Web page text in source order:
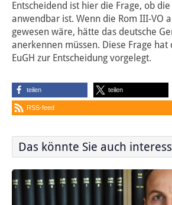
Entscheidend ist hier die Frage, ob die
anwendbar ist. Wenn die Rom III-VO
gewesen wäre, hätte das deutsche
anerkennen müssen. Diese Frage hat
EuGH zur Entscheidung vorgelegt.
teilen teilen
RSS-feed
Das könnte Sie auch